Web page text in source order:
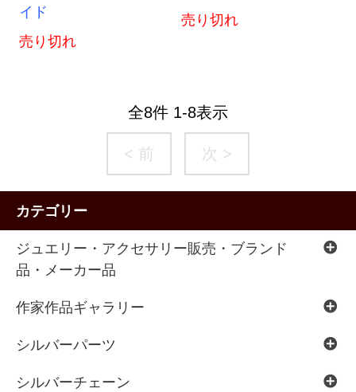
イド
売り切れ
売り切れ
全8件 1-8表示
< 前 次 >
カテゴリー
ジュエリー・アクセサリー販売・ブランド
品・メーカー品
作家作品ギャラリー
シルバーパーツ
シルバーチェーン